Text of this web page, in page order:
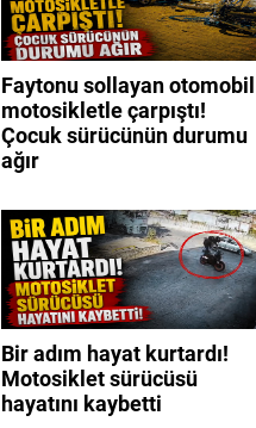
Faytonu sollayan otomobil
motosikletle çarpıştı!
Çocuk sürücünün durumu
ağır
Bir adım hayat kurtardı!
Motosiklet sürücüsü
hayatını kaybetti